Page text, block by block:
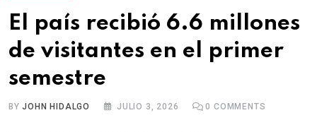
El país recibió 6.6 millones
de visitantes en el primer
semestre
BYJOHN HIDALGO JULIO 3, 2026 0 COMMENTS